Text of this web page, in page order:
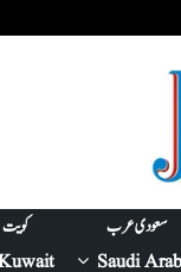
سعودی عرب
Saudi
کویت